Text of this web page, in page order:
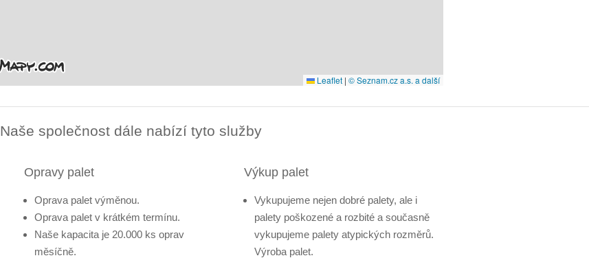
Leaflet | © Seznam.cz a.s. a další
Naše společnost dále nabízí tyto služby
Opravy palet
Oprava palet výměnou.
Oprava palet v krátkém termínu.
Naše kapacita je 20.000 ks oprav
měsíčně.
Výkup palet
Vykupujeme nejen dobré palety, ale i
palety poškozené a rozbité a současně
vykupujeme palety atypických rozměrů.
Výroba palet.